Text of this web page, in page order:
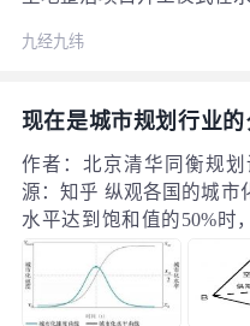
长王训国，金山区委常委、
相关处室、市土地整理中
规划资源局、漕泾镇政
计、施工、监理等参建单
同见证了项目指挥部揭牌和
九经九纬
现在是城市规划行业的
作者：北京清华同衡规
源：知乎 纵观各国的城市
水平达到饱和值的50%时
此为分界点，此前加速此
化率达到50%，虽然其中
态，实际的城市化水平低